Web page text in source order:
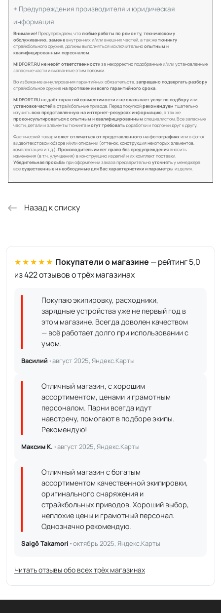
Предупреждения производителя и юридическая
информация
Внимание!Предупреждаем, чтолюбые работы по ремонту, техническому
обслуживанию, заменевнутренних и/или внешних частей, а так жетюнингу
страйкбольного оружия, должны выполняться исключительноопытным и
квалифицированным персоналом.
MIDFORT.RU не несёт ответственностиза некорректно подобранные и/или установленные
запасные части и вызванные этим поломки.
Во избежание аннулирования гарантийных обязательств,запрещено подвергать разбору
страйкбольное оружиена протяжении всего гарантийного срока.
MIDFORT.RU не даёт гарантий совместимостиине оказывает услуг по подборуили
установке частейв страйкбольные привода. Перед покупкойрекомендуем тщательно
изучитьвсю представленную на интернет-ресурсах информацию, а так же
проконсультироваться с опытным иквалифицированным специалистом. Все запасные
части, детали и элементы тюнингамогут требоватьдоработки и подгонки друг к другу.
Фактический товарможет отличаться от представленного на фотографияхили в фото/
видео/текстовом обзоре и/или описании (оттенок, конструкция некоторых элементов,
комплектация и т.д.).Производитель имеет право без предупреждениявносить
изменения (в т.ч. улучшения) в конструкцию изделий и их комплект поставки.
Убедительная просьба: при оформлении заказа предварительноуточнятьу менеджера
всесущественные и необходимые для Вас характеристики и параметры изделия.
Назад к списку
★★★★★ Покупатели о магазине — рейтинг 5,0
из 422 отзывов о трёх магазинах
Покупаю экипировку, расходники,
зарядные устройства уже не первый год в
этом магазине. Всегда доволен качеством
— всё работает долго при использовании с
умом.
Василий ·август 2025, Яндекс.Карты
Отличный магазин, с хорошим
ассортиментом, ценами и грамотным
персоналом. Парни всегда идут
навстречу, помогают в подборе экипы.
Рекомендую!
Максим К. ·август 2025, Яндекс.Карты
Отличный магазин с богатым
ассортиментом качественной экипировки,
оригинального снаряжения и
страйкбольных приводов. Хороший выбор,
неплохие цены и грамотный персонал.
Однозначно рекомендую.
Saigō Takamori ·октябрь 2025, Яндекс.Карты
Читать отзывы обо всех трёх магазинах